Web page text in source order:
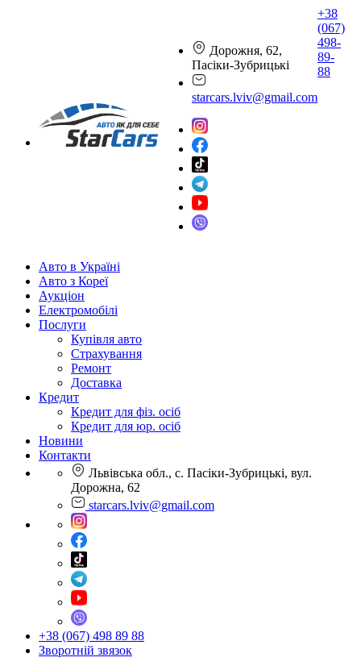
Дорожня, 62,
Пасіки-Зубрицькі
starcars.lviv@gmail.com
+38
(067)
498-
89-
88
Авто в Україні
Авто з Кореї
Аукціон
Електромобілі
Послуги
Купівля авто
Страхування
Ремонт
Доставка
Кредит
Кредит для фіз. осіб
Кредит для юр. осіб
Новини
Контакти
Львівська обл., с. Пасіки-Зубрицькі, вул.
Дорожна, 62
starcars.lviv@gmail.com
+38 (067) 498 89 88
Зворотній звязок